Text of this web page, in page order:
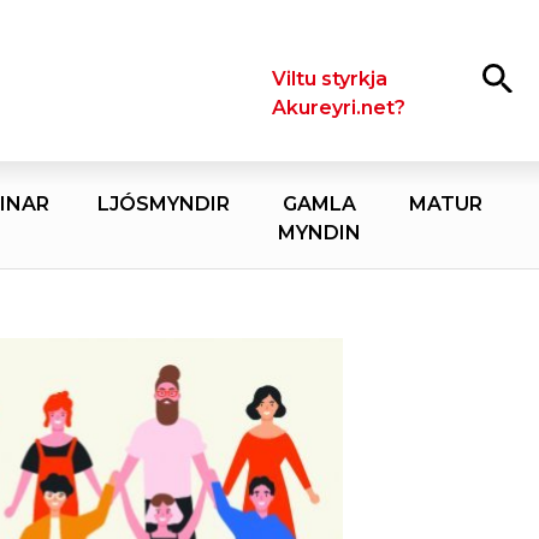
LeitaViltu styrkja
Akureyri.net?
LJÓSMYNDIR
GAMLA
MYNDIN
MATUR